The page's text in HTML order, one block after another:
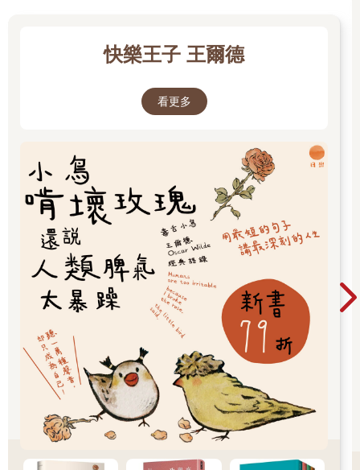
怪客停下腳步，沉思了老半天，然後輕聲細語的對陶俑說：「親
之間的愛情天長地久……」
一時之間，陳列室裡瀰漫著一股奇特的氣氛，既溫柔、甜美又芬
枕」裡酣睡，卻也感受到這股愛的氛圍，彷彿正聆聽著一首浪漫
的樂曲，不禁微微一笑，愈睡愈香。
下午三點，娃娃終於等到了她最喜歡的體育課，可以到操場上跑
跑跳跳。今天老師讓他們打躲避球，娃娃更開心了，阿志也不例
外，兩人都融入激烈的球賽中。
娃娃好不容易接到球，便用力擲向前方；忽然一陣大風吹來，竟
然把球颳到空中。操場上頓時狂沙飛揚，不到三秒鐘，風沙飛捲
成螺旋狀的中空沙柱，風勢也愈來愈猛烈，操場旁大樹上的枝椏
抵擋不住，一道道豎得直挺挺的，甚至劈啪斷裂。
「龍捲風？」阿志忍不住大叫。
「啊，救命！」一個瘦小的同學突然雙腳離地，眼看著就要被風
吹走。
娃娃見了，急忙衝過去拉住他。然而他們兩人的重量仍然不敵強
風，小玄和小武趕緊從娃娃的外套口袋裡探出頭來，朝她的鞋子
與地面噴冰，這才牢牢的將他們穩固在地面上。
除了阿志，沒人發現娃娃腳下出現異樣。他迅速跑上前幫忙，跟
娃娃合力把那個瘦小的同學拉下來；娃娃也趁機動動腳，擺脫冰
塊的束縛，再度恢復行動力。
快樂王子 王爾德
看更多